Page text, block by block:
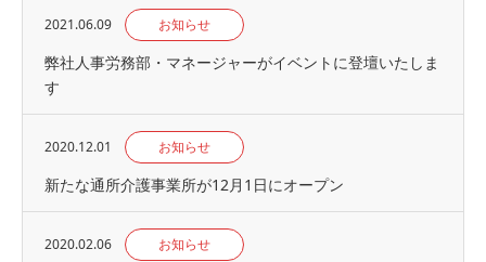
2021.06.09 お知らせ
弊社人事労務部・マネージャーがイベントに登壇いたしま
す
2020.12.01 お知らせ
新たな通所介護事業所が12月1日にオープン
2020.02.06 お知らせ